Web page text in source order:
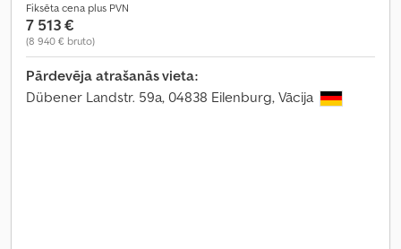
Fiksēta cena plus PVN
7 513 €
(8 940 € bruto)
Pārdevēja atrašanās vieta:
Dübener Landstr. 59a, 04838 Eilenburg, Vācija